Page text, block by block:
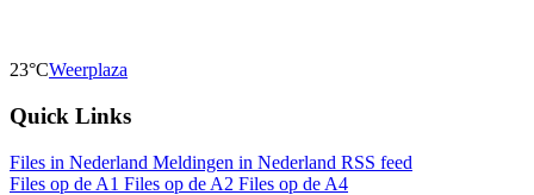
23°CWeerplaza
Quick Links
Files in Nederland Meldingen in Nederland RSS feed
Files op de A1 Files op de A2 Files op de A4